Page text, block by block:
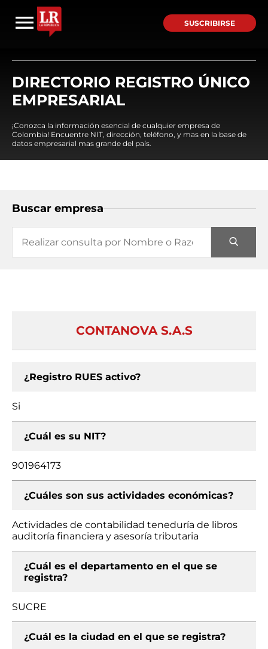
SUSCRIBIRSE
DIRECTORIO REGISTRO ÚNICO
EMPRESARIAL
¡Conozca la información esencial de cualquier empresa de
Colombia! Encuentre NIT, dirección, teléfono, y mas en la base de
datos empresarial mas grande del país.
Buscar empresa
CONTANOVA S.A.S
¿Registro RUES activo?
Si
¿Cuál es su NIT?
901964173
¿Cuáles son sus actividades económicas?
Actividades de contabilidad teneduría de libros
auditoría financiera y asesoría tributaria
¿Cuál es el departamento en el que se
registra?
SUCRE
¿Cuál es la ciudad en el que se registra?